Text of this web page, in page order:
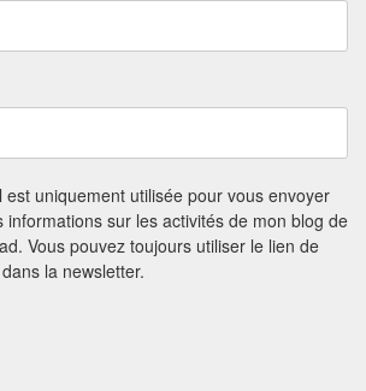
est uniquement utilisée pour vous envoyer
informations sur les activités de mon blog de
Vous pouvez toujours utiliser le lien de
la newsletter.